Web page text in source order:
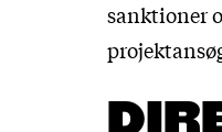
sanktioner